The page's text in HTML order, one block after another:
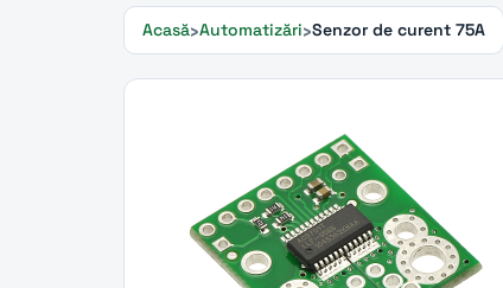
Acasă Automatizări Senzor de curent 75A